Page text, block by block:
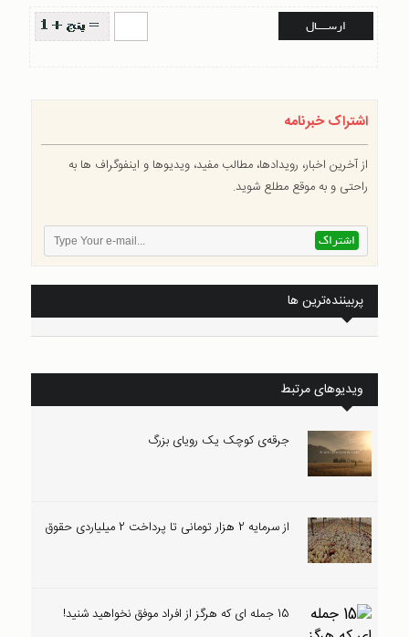
اشتراک خبرنامه
از آخرین اخبار، رویدادها، مطالب مفید، ویدیوها و اینفوگراف ها به
راحتی و به موقع مطلع شوید.
پربیننده‌ترین ها
ویدیوهای مرتبط
جرقه‌ی کوچک یک رویای بزرگ
از سرمایه 2 هزار تومانی تا پرداخت 2 میلیاردی حقوق
15 جمله ای که هرگز از افراد موفق نخواهید شنید!